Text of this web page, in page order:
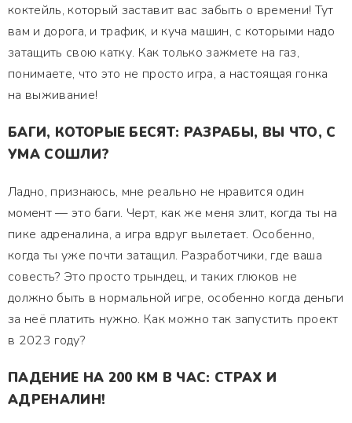
коктейль, который заставит вас забыть о времени! Тут
вам и дорога, и трафик, и куча машин, с которыми надо
затащить свою катку. Как только зажмете на газ,
понимаете, что это не просто игра, а настоящая гонка
на выживание!
БАГИ, КОТОРЫЕ БЕСЯТ: РАЗРАБЫ, ВЫ ЧТО, С
УМА СОШЛИ?
Ладно, признаюсь, мне реально не нравится один
момент — это баги. Черт, как же меня злит, когда ты на
пике адреналина, а игра вдруг вылетает. Особенно,
когда ты уже почти затащил. Разработчики, где ваша
совесть? Это просто трындец, и таких глюков не
должно быть в нормальной игре, особенно когда деньги
за неё платить нужно. Как можно так запустить проект
в 2023 году?
ПАДЕНИЕ НА 200 КМ В ЧАС: СТРАХ И
АДРЕНАЛИН!